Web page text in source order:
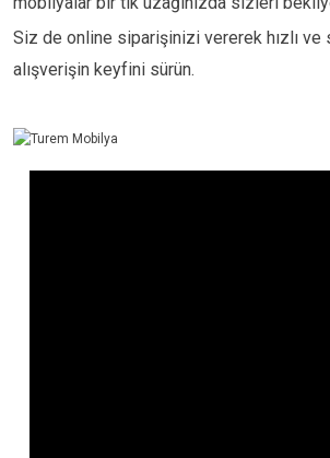
Siz de online siparişinizi vererek hızlı ve
alışverişin keyfini sürün.